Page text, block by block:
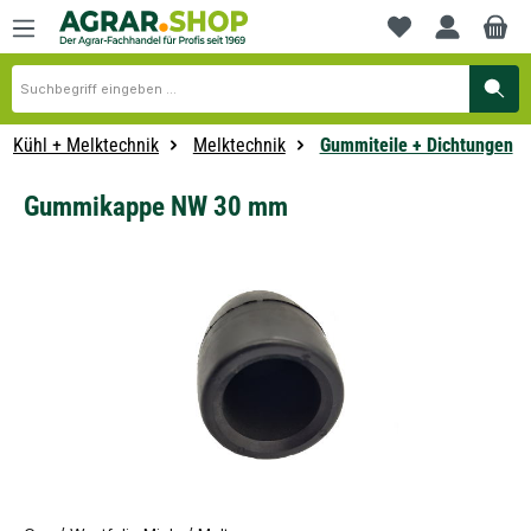
springen
Du hast 0
Kühl + Melktechnik Melktechnik Gummiteile + Dichtungen
Gummikappe NW 30 mm